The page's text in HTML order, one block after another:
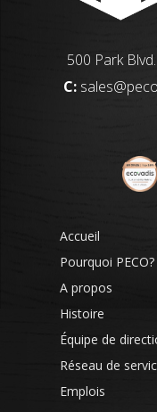
500 Park
C:
Accueil
Pourquoi PECO?
A propos
Histoire
Équipe de
Réseau de
Emplois